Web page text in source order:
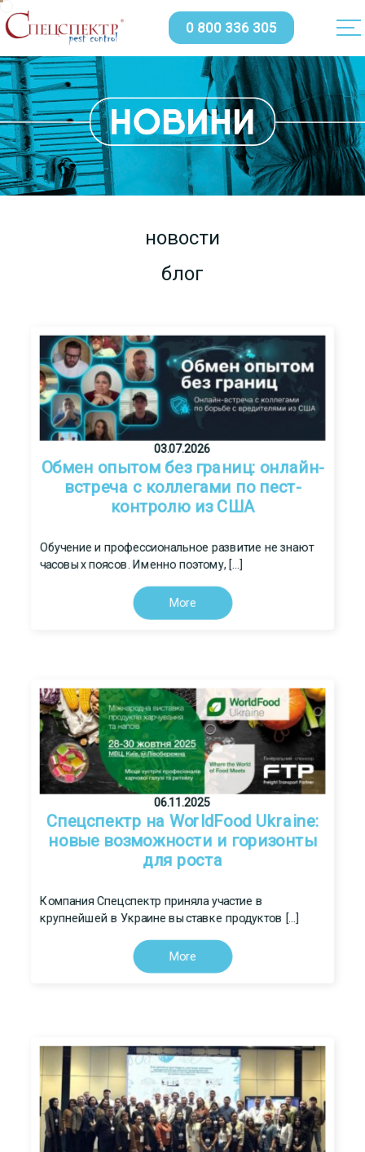
0 800 336 305
новости
блог
03.07.2026
Обмен опытом без границ: онлайн-
встреча с коллегами по пест-
контролю из США
Обучение и профессиональное развитие не знают
часовых поясов. Именно поэтому, […]
More
06.11.2025
Спецспектр на WorldFood Ukraine:
новые возможности и горизонты
для роста
Компания Спецспектр приняла участие в
крупнейшей в Украине выставке продуктов […]
More